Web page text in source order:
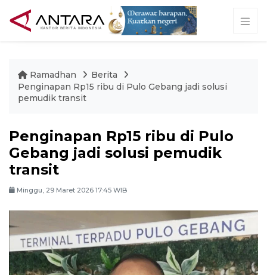
Ramadhan
Berita
Penginapan Rp15 ribu di Pulo Gebang jadi solusi
pemudik transit
Penginapan Rp15 ribu di Pulo
Gebang jadi solusi pemudik
transit
Minggu, 29 Maret 2026 17:45 WIB